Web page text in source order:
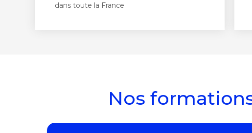
dans toute la France
Nos